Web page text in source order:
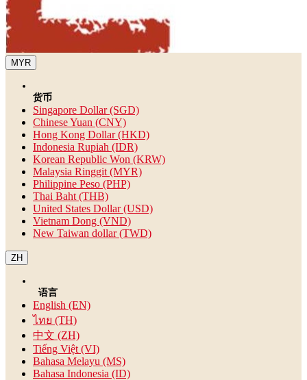
MYR
货币
Singapore Dollar (SGD)
Chinese Yuan (CNY)
Hong Kong Dollar (HKD)
Indonesia Rupiah (IDR)
Korean Republic Won (KRW)
Malaysia Ringgit (MYR)
Philippine Peso (PHP)
Thai Baht (THB)
United States Dollar (USD)
Vietnam Dong (VND)
New Taiwan dollar (TWD)
ZH
语言
English (EN)
ไทย (TH)
中文 (ZH)
Tiếng Việt (VI)
Bahasa Melayu (MS)
Bahasa Indonesia (ID)